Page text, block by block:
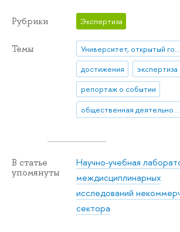
Рубрики Экспертиза
Темы
достижения
экспертиза
репортаж о событии
общественная деятельность
В статье
упомянуты
Научно-учебная
междисциплинарных
исследований
сектора